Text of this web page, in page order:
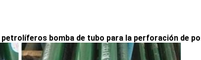
bomba de tubo para la perforación de